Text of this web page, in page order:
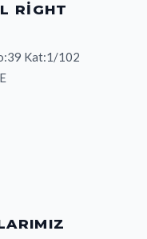
RIGHT
Kat:1/102